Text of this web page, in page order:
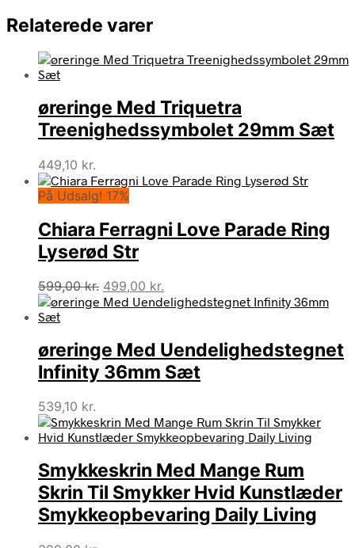
Relaterede varer
øreringe Med Triquetra
Treenighedssymbolet 29mm Sæt
449,10 kr.
På Udsalg! 17%
Chiara Ferragni Love Parade Ring
Lyserød Str
599,00kr. Den
oprindelige
599,00 kr..
499,00 kr.
aktuelle
499,00 kr..
øreringe Med Uendelighedstegnet
Infinity 36mm Sæt
539,10 kr.
Smykkeskrin Med Mange Rum
Skrin Til Smykker Hvid Kunstlæder
Smykkeopbevaring Daily Living